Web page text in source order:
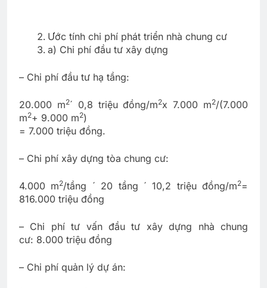
Ước tính chi phí phát triển nhà chung cư
a) Chi phí đầu tư xây dựng
– Chi phí đầu tư hạ tầng:
20.000 m2´ 0,8 triệu đồng/m2x 7.000 m2/(7.000
m2+ 9.000 m2)
= 7.000 triệu đồng.
– Chi phí xây dựng tòa chung cư:
4.000 m2/tầng ´ 20 tầng ´ 10,2 triệu đồng/m2=
816.000 triệu đồng
– Chi phí tư vấn đầu tư xây dựng nhà chung
cư: 8.000 triệu đồng
– Chi phí quản lý dự án: